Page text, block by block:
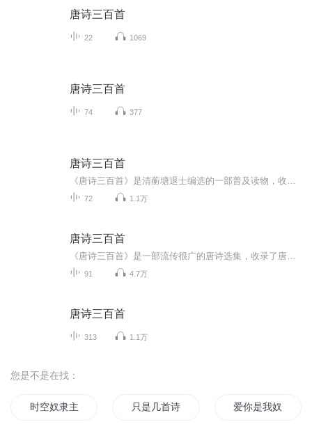
唐诗三百首
22 1069
唐诗三百首
74 377
唐诗三百首
72 1.1万
唐诗三百首
91 4.7万
唐诗三百首
313 1.1万
您是不是在找：
时空奴隶主 只是几首诗 爱你是我奴隶生